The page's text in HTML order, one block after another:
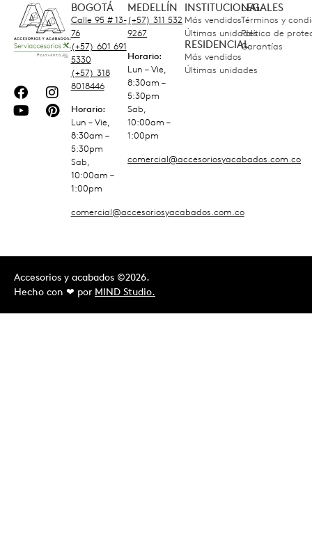
BOGOTÁ
Calle 95 # 13-
76
(+57) 601 691
5330
(+57) 318
8018446
Horario:
Lun – Vie,
8:30am –
5:30pm
Sab,
10:00am –
1:00pm
comercial@accesoriosyacabados.com.co
MEDELLÍN
(+57) 311 532
9267
Horario:
Lun – Vie,
8:30am –
5:30pm
Sab,
10:00am –
1:00pm
comercial@accesoriosyacabados.com.co
INSTITUCIONAL
Más vendidos
Últimas unidades
RESIDENCIAL
Más vendidos
Últimas unidades
LEGALES
Términos y
Política de
Garantías
Accesorios y acabados ©2026.
Hecho con ❤︎ por MIND Studio.